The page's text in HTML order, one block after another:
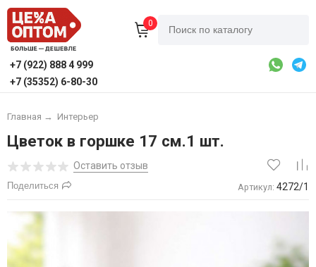
0
+7 (922) 888 4 999
+7 (35352) 6-80-30
Главная → Интерьер
Цветок в горшке 17 см.1 шт.
Оставить отзыв
Поделиться Артикул: 4272/1